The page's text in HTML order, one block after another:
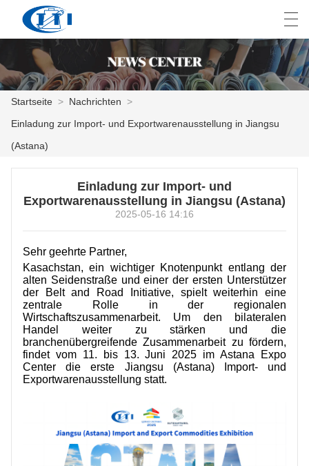
STARTSEITE
NACHRICHTEN
INDUSTRIE
KONTAKTIERE UNS
VIDEOS
العربية česky Deutsch English
Startseite > Nachrichten >
Einladung zur Import- und Exportwarenausstellung in Jiangsu
(Astana)
Einladung zur Import- und
Exportwarenausstellung in Jiangsu (Astana)
2025-05-16 14:16
Sehr geehrte Partner,
Kasachstan, ein wichtiger Knotenpunkt entlang der
alten Seidenstraße und einer der ersten Unterstützer
der Belt and Road Initiative, spielt weiterhin eine
zentrale Rolle in der regionalen
Wirtschaftszusammenarbeit. Um den bilateralen
Handel weiter zu stärken und die
branchenübergreifende Zusammenarbeit zu fördern,
findet vom 11. bis 13. Juni 2025 im Astana Expo
Center die erste Jiangsu (Astana) Import- und
Exportwarenausstellung statt.